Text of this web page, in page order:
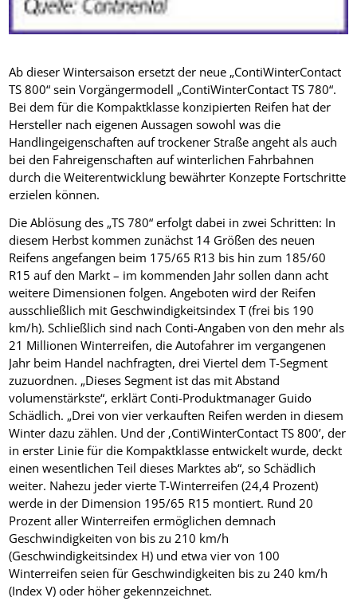
Ab dieser Wintersaison ersetzt der neue „ContiWinterContact
TS 800“ sein Vorgängermodell „ContiWinterContact TS 780“.
Bei dem für die Kompaktklasse konzipierten Reifen hat der
Hersteller nach eigenen Aussagen sowohl was die
Handlingeigenschaften auf trockener Straße angeht als auch
bei den Fahreigenschaften auf winterlichen Fahrbahnen
durch die Weiterentwicklung bewährter Konzepte Fortschritte
erzielen können.
Die Ablösung des „TS 780“ erfolgt dabei in zwei Schritten: In
diesem Herbst kommen zunächst 14 Größen des neuen
Reifens angefangen beim 175/65 R13 bis hin zum 185/60
R15 auf den Markt – im kommenden Jahr sollen dann acht
weitere Dimensionen folgen. Angeboten wird der Reifen
ausschließlich mit Geschwindigkeitsindex T (frei bis 190
km/h). Schließlich sind nach Conti-Angaben von den mehr als
21 Millionen Winterreifen, die Autofahrer im vergangenen
Jahr beim Handel nachfragten, drei Viertel dem T-Segment
zuzuordnen. „Dieses Segment ist das mit Abstand
volumenstärkste“, erklärt Conti-Produktmanager Guido
Schädlich. „Drei von vier verkauften Reifen werden in diesem
Winter dazu zählen. Und der ‚ContiWinterContact TS 800’, der
in erster Linie für die Kompaktklasse entwickelt wurde, deckt
einen wesentlichen Teil dieses Marktes ab“, so Schädlich
weiter. Nahezu jeder vierte T-Winterreifen (24,4 Prozent)
werde in der Dimension 195/65 R15 montiert. Rund 20
Prozent aller Winterreifen ermöglichen demnach
Geschwindigkeiten von bis zu 210 km/h
(Geschwindigkeitsindex H) und etwa vier von 100
Winterreifen seien für Geschwindigkeiten bis zu 240 km/h
(Index V) oder höher gekennzeichnet.